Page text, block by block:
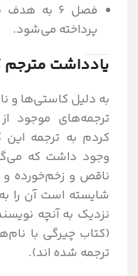
فصل ۶ به
پرداخته می‌شود.
یادداشت مترجم
به دلیل کاستی‌ها و
ترجمه‌های موجود
کردم به ترجمه
وجود داشت که
ناقص و زخم‌خورده و
شایسته است آن را
نزدیک به آنچه
(کتاب چیرگی با
ترجمه شده اند).